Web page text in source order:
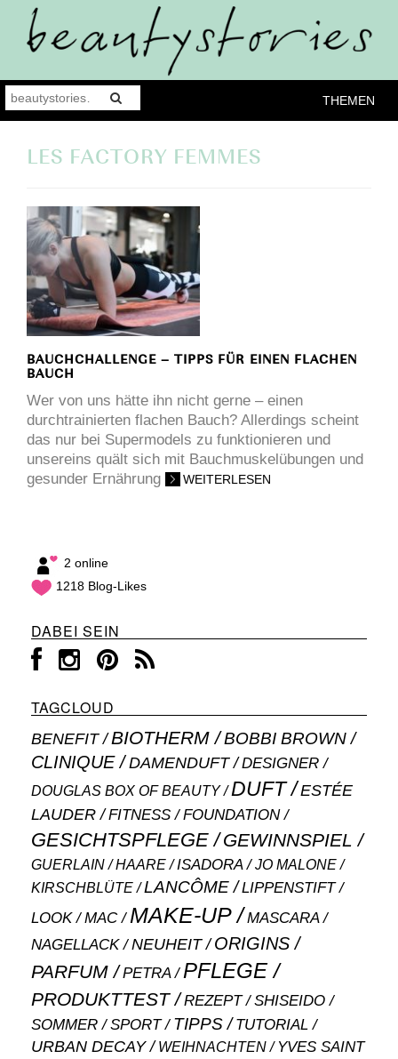
THEMEN
LES FACTORY FEMMES
BAUCHCHALLENGE – TIPPS FÜR EINEN FLACHEN
BAUCH
Wer von uns hätte ihn nicht gerne – einen
durchtrainierten flachen Bauch? Allerdings scheint
das nur bei Supermodels zu funktionieren und
unsereins quält sich mit Bauchmuskelübungen und
gesunder Ernährung
WEITERLESEN
2 online
1218 Blog-Likes
DABEI SEIN
TAGCLOUD
BENEFIT BIOTHERM BOBBI BROWN
CLINIQUE DAMENDUFT DESIGNER
DOUGLAS BOX OF BEAUTY DUFT
ESTÉE
LAUDER
FITNESS FOUNDATION
GESICHTSPFLEGE GEWINNSPIEL
GUERLAIN HAARE ISADORA JO MALONE
KIRSCHBLÜTE LANCÔME LIPPENSTIFT
LOOK MAC MAKE-UP MASCARA
NAGELLACK NEUHEIT ORIGINS
PARFUM PETRA PFLEGE
PRODUKTTEST REZEPT SHISEIDO
SOMMER SPORT TIPPS TUTORIAL
URBAN DECAY WEIHNACHTEN
YVES SAINT